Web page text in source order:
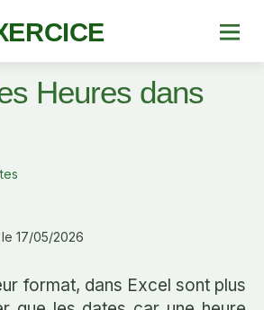
Heures dans
17/05/2026
format, dans Excel sont plus